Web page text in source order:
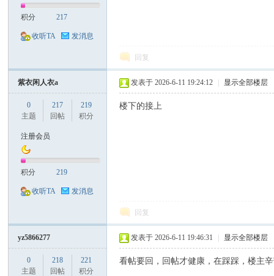
积分 217
收听TA 发消息
回复
紫衣闲人衣a
0
主题
217
回帖
219
积分
注册会员
积分 219
收听TA 发消息
发表于 2026-6-11 19:24:12 显示全部楼层
楼下的接上
回复
yz5866277
0
主题
218
回帖
221
积分
发表于 2026-6-11 19:46:31 显示全部楼层
看帖要回，回帖才健康，在踩踩，楼主